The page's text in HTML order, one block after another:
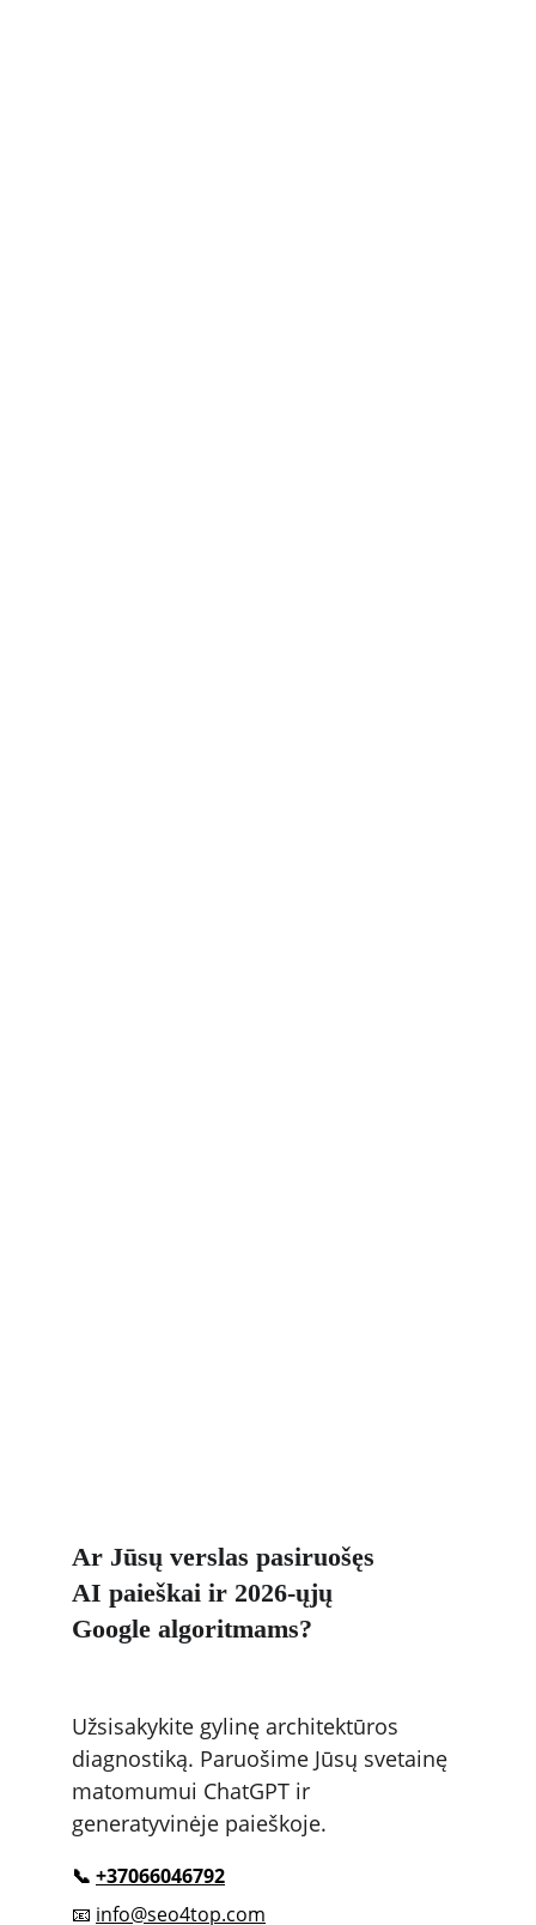
Ar Jūsų verslas pasiruošęs
AI paieškai ir 2026-ųjų
Google algoritmams?
📞 +37066046792
📧 info@seo4top.com
Užsisakykite gylinę architektūros
diagnostiką. Paruošime Jūsų svetainę
matomumui ChatGPT ir
generatyvinėje paieškoje.